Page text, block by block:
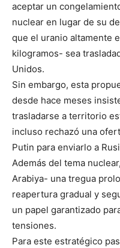
aceptar un
nuclear en lugar de su
que el uranio altamente
kilogramos- sea
Unidos.
Sin embargo, esta
desde hace meses
trasladarse a territorio
incluso rechazó una
Putin para enviarlo a
Además del tema
Arabiya- una tregua
reapertura gradual y
un papel garantizado
tensiones.
Para este estratégico